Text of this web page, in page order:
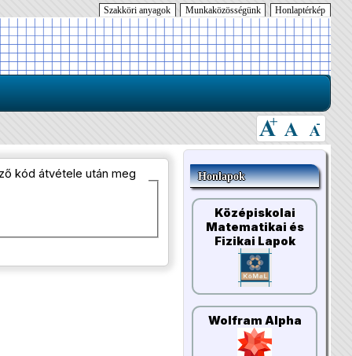
Honlaptérkép
Munkaközösségünk
Szakköri anyagok
kód átvétele után meg Honlapok
Középiskolai
Matematikai és
Fizikai Lapok
Wolfram Alpha